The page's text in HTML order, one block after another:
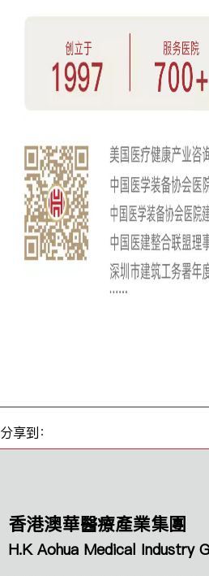
分享到：
香港澳華醫療產業集團
H.K Aohua Medical Industry